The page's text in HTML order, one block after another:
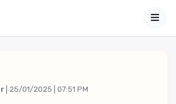
| 25/01/2025 | 07:51 PM